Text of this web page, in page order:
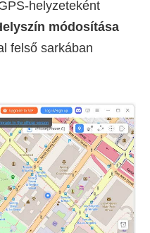
helyzeteként
módosítása
felső sarkában